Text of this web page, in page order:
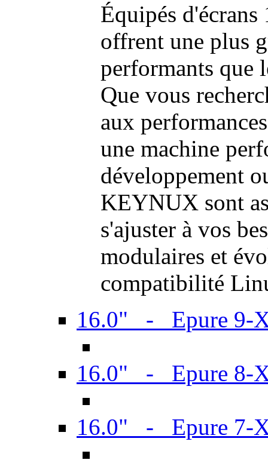
Équipés
offrent une plus
performants que
Que vous
aux
une machine
développement
KEYNUX sont
s'ajuster à vos
modulaires et
compatibilité
16.0" - Epure 9-
16.0" - Epure 8-
16.0" - Epure 7-